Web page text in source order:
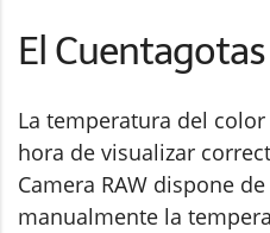
El Cuentagotas
La temperatura del
hora de visualizar
Camera RAW dispone
manualmente la